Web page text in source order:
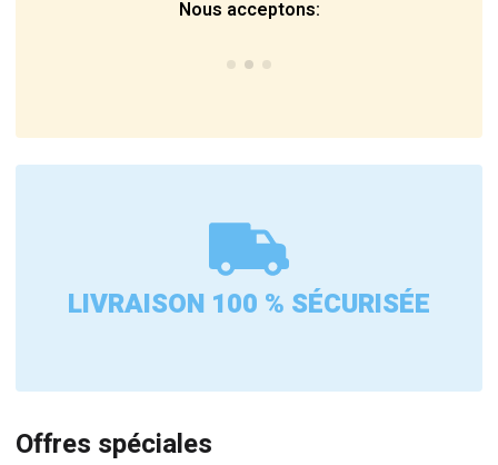
Nous acceptons:
LIVRAISON 100 % SÉCURISÉE
Offres spéciales